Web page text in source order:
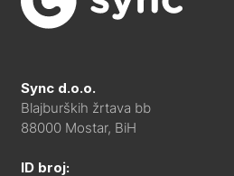
Sync d.o.o.
Blajburških žrtava bb
88000 Mostar, BiH
ID broj: